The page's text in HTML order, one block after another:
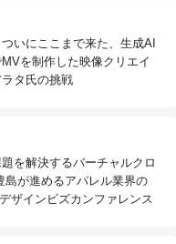
ついにここまで来た、生成AI
を制作した映像クリエイ
タ氏の挑戦
を解決するバーチャルクロ
島が進めるアパレル業界の
ザインビズカンファレンス